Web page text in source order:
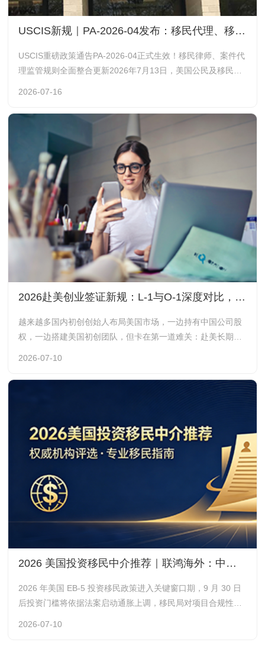
USCIS新规｜PA-2026-04发布：移民代理、移民律师执业监管全面更新！
USCIS重磅政策通告PA-2026-04正式生效！移民律师、案件代
理监管规则全面整合更新2026年7月13日，美国公民及移民服
理、新递交的移民申请。不少同学、移民申请人分不清： 谁才
有资格代理移民申请案件？移民律师和代理哪些行为属于违
规？更换律师需要注意什么？
2026-07-16
2026赴美创业签证新规：L-1与O-1深度对比，中美初创创始人避坑指南
越来越多国内初创创始人布局美国市场，一边持有中国公司股
权，一边搭建美国初创团队，但卡在第一道难关：赴美长期经
2026-07-10
2026 美国投资移民中介推荐｜联鸿海外：中国 EB-5 行业开创者深耕二十载
2026 年美国 EB-5 投资移民政策进入关键窗口期，9 月 30 日
后投资门槛将依据法案启动通胀上调，移民局对项目合规性、
2026-07-10